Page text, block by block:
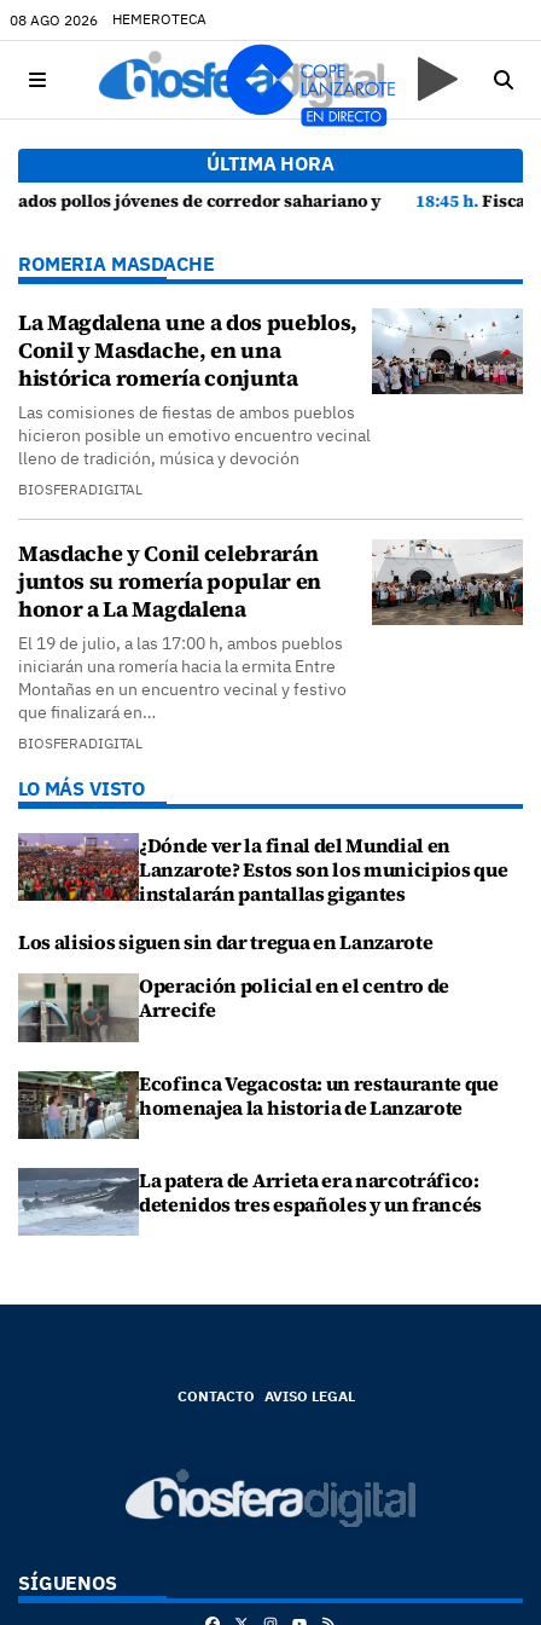
08 AGO 2026 HEMEROTECA
ÚLTIMA HORA
de hubara cerca del rally de Lanzarote
18:45 h.Fiscalía denuncia a Yonathan de León y a Echedey Eugenio por
ROMERIA MASDACHE
La Magdalena une a dos pueblos,
Conil y Masdache, en una
histórica romería conjunta
Las comisiones de fiestas de ambos pueblos
hicieron posible un emotivo encuentro vecinal
lleno de tradición, música y devoción
BIOSFERADIGITAL
Masdache y Conil celebrarán
juntos su romería popular en
honor a La Magdalena
El 19 de julio, a las 17:00 h, ambos pueblos
iniciarán una romería hacia la ermita Entre
Montañas en un encuentro vecinal y festivo
que finalizará en…
BIOSFERADIGITAL
LO MÁS VISTO
¿Dónde ver la final del Mundial en
Lanzarote? Estos son los municipios que
instalarán pantallas gigantes
Los alisios siguen sin dar tregua en Lanzarote
Operación policial en el centro de
Arrecife
Ecofinca Vegacosta: un restaurante que
homenajea la historia de Lanzarote
La patera de Arrieta era narcotráfico:
detenidos tres españoles y un francés
CONTACTO AVISO LEGAL
SÍGUENOS
FacebookInstagram